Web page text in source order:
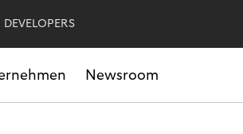
DEVELOPERS
Newsroom